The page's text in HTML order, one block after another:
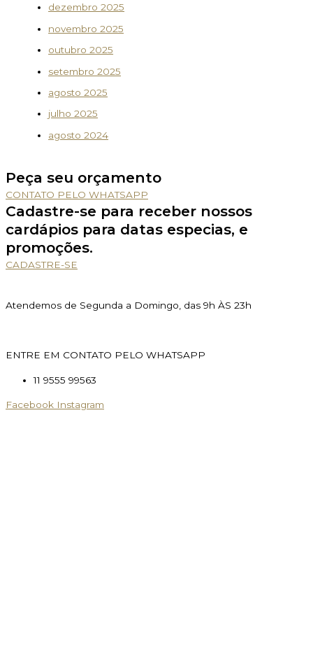
dezembro 2025
novembro 2025
outubro 2025
setembro 2025
agosto 2025
julho 2025
agosto 2024
Peça seu orçamento
CONTATO PELO WHATSAPP
Cadastre-se para receber nossos
cardápios para datas especias, e
promoções.
CADASTRE-SE
Atendemos de Segunda a Domingo, das 9h ÀS 23h
ENTRE EM CONTATO PELO WHATSAPP
11 9555 99563
Facebook Instagram